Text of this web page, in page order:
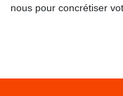
nous pour concrétiser